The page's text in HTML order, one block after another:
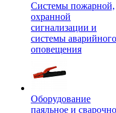
Системы пожарной,
охранной
сигнализации и
системы аварийного
оповещения
Оборудование
паяльное и